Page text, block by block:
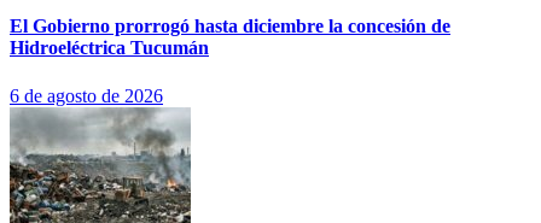
El Gobierno prorrogó hasta diciembre la concesión de
Hidroeléctrica Tucumán
6 de agosto de 2026